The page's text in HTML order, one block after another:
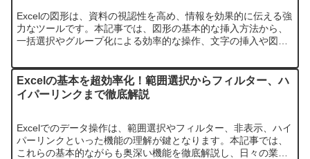
Excelの図形は、資料の視認性を高め、情報を効果的に伝える強
力なツールです。本記事では、図形の基本的な挿入方法から、
一括選択やグループ化による効率的な操作、文字の挿入や図と
す。図形がず…
Excelの基本を超効率化！範囲選択からフィルター、ハ
イパーリンクまで徹底解説
Excelでのデータ操作は、範囲選択やフィルター、非表示、ハイ
パーリンクといった機能の理解が鍵となります。本記事では、
これらの基本的ながらも奥深い機能を徹底解説し、日々の業務